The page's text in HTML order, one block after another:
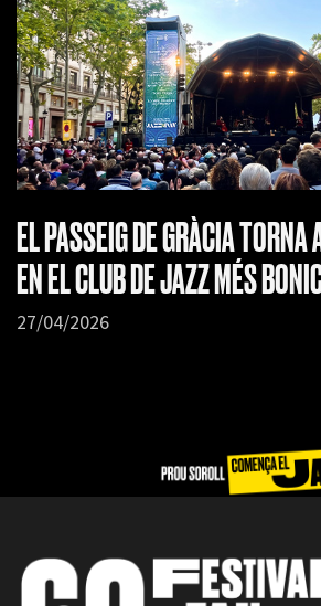
EL PASSEIG DE GRÀCIA
EN EL CLUB DE JAZZ MÉS
27/04/2026